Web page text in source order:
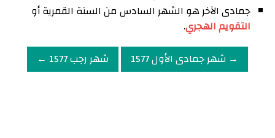
جمادى الآخر هو الشهر السادس من السنة القمرية أو
التقويم الهجري.
→ شهر جمادى الأول 1577
شهر رجب 1577 ←